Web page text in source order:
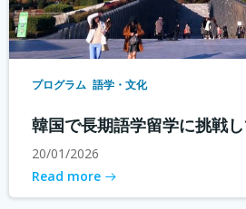
プログラム 語学・文化
韓国で長期語学留学に挑戦し
20/01/2026
Read more